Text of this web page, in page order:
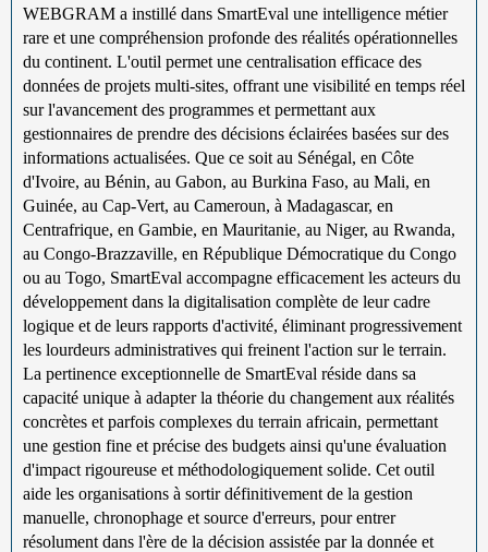
WEBGRAM a instillé dans SmartEval une intelligence métier
rare et une compréhension profonde des réalités opérationnelles
du continent. L'outil permet une centralisation efficace des
données de projets multi-sites, offrant une visibilité en temps réel
sur l'avancement des programmes et permettant aux
gestionnaires de prendre des décisions éclairées basées sur des
informations actualisées. Que ce soit au Sénégal, en Côte
d'Ivoire, au Bénin, au Gabon, au Burkina Faso, au Mali, en
Guinée, au Cap-Vert, au Cameroun, à Madagascar, en
Centrafrique, en Gambie, en Mauritanie, au Niger, au Rwanda,
au Congo-Brazzaville, en République Démocratique du Congo
ou au Togo, SmartEval accompagne efficacement les acteurs du
développement dans la digitalisation complète de leur cadre
logique et de leurs rapports d'activité, éliminant progressivement
les lourdeurs administratives qui freinent l'action sur le terrain.
La pertinence exceptionnelle de SmartEval réside dans sa
capacité unique à adapter la théorie du changement aux réalités
concrètes et parfois complexes du terrain africain, permettant
une gestion fine et précise des budgets ainsi qu'une évaluation
d'impact rigoureuse et méthodologiquement solide. Cet outil
aide les organisations à sortir définitivement de la gestion
manuelle, chronophage et source d'erreurs, pour entrer
résolument dans l'ère de la décision assistée par la donnée et